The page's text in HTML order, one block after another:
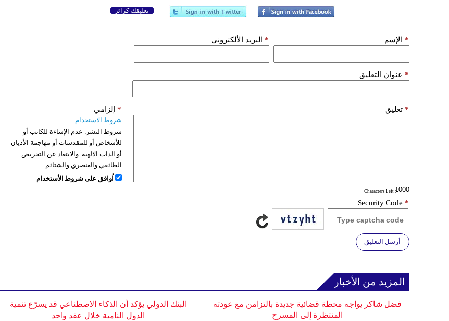
تعليقك كزائر
الإسم * البريد الألكتروني *
عنوان التعليق *
تعليق *
: Characters Left
إلزامي *
شروط الاستخدام
شروط النشر: عدم الإساءة للكاتب أو
للأشخاص أو للمقدسات أو مهاجمة الأديان
أو الذات الالهية. والابتعاد عن التحريض
الطائفي والعنصري والشتائم.
اُوافق على شروط الأستخدام
Security Code *
أرسل التعليق
المزيد من الأخبار
البنك الدولي يؤكد أن الذكاء الاصطناعي قد يسرّع تنمية
الدول النامية خلال عقد واحد
فضل شاكر يواجه محطة قضائية جديدة بالتزامن مع عودته
المنتظرة إلى المسرح